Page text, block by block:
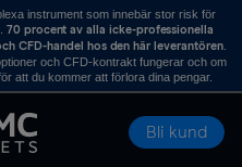
instrument som innebär stor risk för
70 procent av alla icke-professionella
CFD-handel hos den här leverantören.
och CFD-kontrakt fungerar och om
att du kommer att förlora dina pengar.
Bli kund